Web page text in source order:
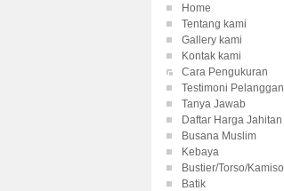
Home
Tentang kami
Gallery kami
Kontak kami
Cara Pengukuran
Testimoni Pelanggan
Tanya Jawab
Daftar Harga Jahitan
Busana Muslim
Kebaya
Bustier/Torso/Kamisol
Batik